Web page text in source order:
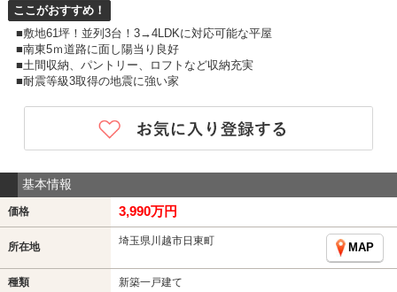
ここがおすすめ！
■敷地61坪！並列3台！3→4LDKに対応可能な平屋
■南東5ｍ道路に面し陽当り良好
■土間収納、パントリー、ロフトなど収納充実
■耐震等級3取得の地震に強い家
基本情報
価格 3,990万円
所在地 埼玉県川越市日東町
MAP
種類 新築一戸建て